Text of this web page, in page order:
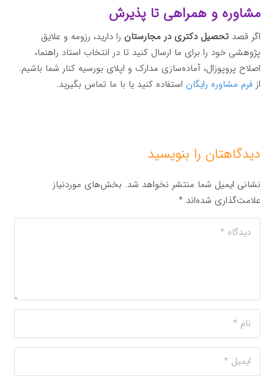
مشاوره و همراهی تا پذیرش
اگر قصدتحصیل دکتری در مجارستان را دارید، رزومه و علایق
پژوهشی خود را برای ما ارسال کنید تا در انتخاب استاد راهنما،
اصلاح پروپوزال، آماده‌سازی مدارک و اپلای بورسیه کنار شما باشیم.
ازفرم مشاوره رایگان استفاده کنید یا با ما تماس بگیرید.
دیدگاهتان را بنویسید
نشانی ایمیل شما منتشر نخواهد شد. بخش‌های موردنیاز
علامت‌گذاری شده‌اند*